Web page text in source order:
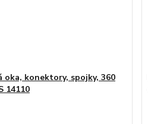
oka, konektory, spojky, 360
14110